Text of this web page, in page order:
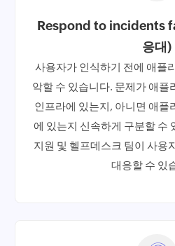
Respond to incidents
응대)
사용자가 인식하기 전에 애플
악할 수 있습니다. 문제가 애플
인프라에 있는지, 아니면 애플
에 있는지 신속하게 구분할 수
지원 및 헬프데스크 팀이 사용
대응할 수 있